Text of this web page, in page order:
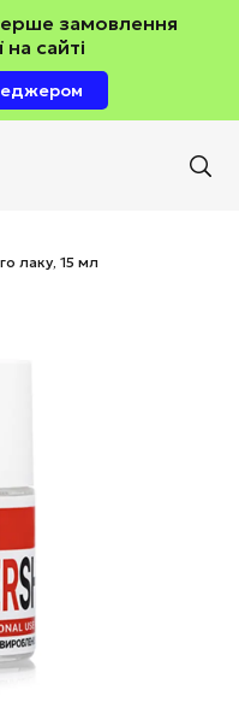
замовлення
сайті
лаку, 15 мл